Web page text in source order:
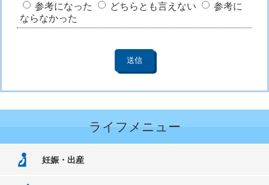
参考になった
どちらとも言えない
参考に
ならなかった
ライフメニュー
妊娠・出産